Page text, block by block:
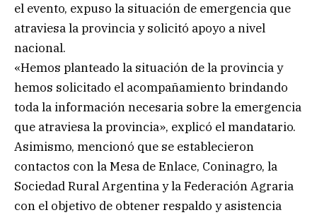
el evento, expuso la situación de emergencia que
atraviesa la provincia y solicitó apoyo a nivel
nacional.
«Hemos planteado la situación de la provincia y
hemos solicitado el acompañamiento brindando
toda la información necesaria sobre la emergencia
que atraviesa la provincia», explicó el mandatario.
Asimismo, mencionó que se establecieron
contactos con la Mesa de Enlace, Coninagro, la
Sociedad Rural Argentina y la Federación Agraria
con el objetivo de obtener respaldo y asistencia